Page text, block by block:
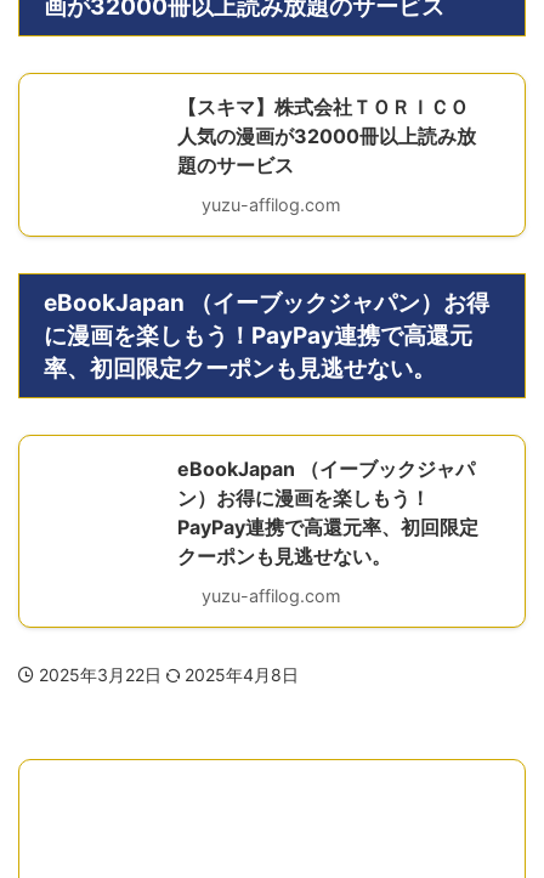
画が32000冊以上読み放題のサービス
【スキマ】株式会社ＴＯＲＩＣＯ
人気の漫画が32000冊以上読み放
題のサービス
yuzu-affilog.com
eBookJapan （イーブックジャパン）お得
に漫画を楽しもう！PayPay連携で高還元
率、初回限定クーポンも見逃せない。
eBookJapan （イーブックジャパ
ン）お得に漫画を楽しもう！
PayPay連携で高還元率、初回限定
クーポンも見逃せない。
yuzu-affilog.com
2025年3月22日 2025年4月8日